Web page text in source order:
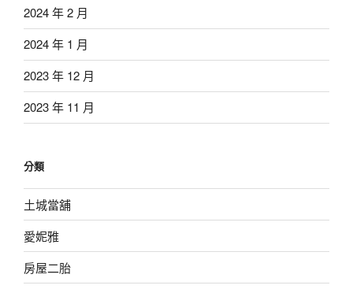
2024 年 2 月
2024 年 1 月
2023 年 12 月
2023 年 11 月
分類
土城當舖
愛妮雅
房屋二胎